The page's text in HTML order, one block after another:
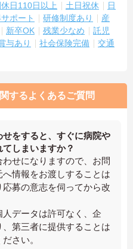
日110日以上 土日祝休
日
ポート 研修制度あり
産
新卒OK 残業少なめ
託児
与あり 社会保険完備
交通
するよくあるご質問
をすると、すぐに病院や
しまいますか？
せになりますので、お問
情報をお渡しすることは
募の意志を伺ってから改
データは許可なく、企
第三者に提供することは
さい。